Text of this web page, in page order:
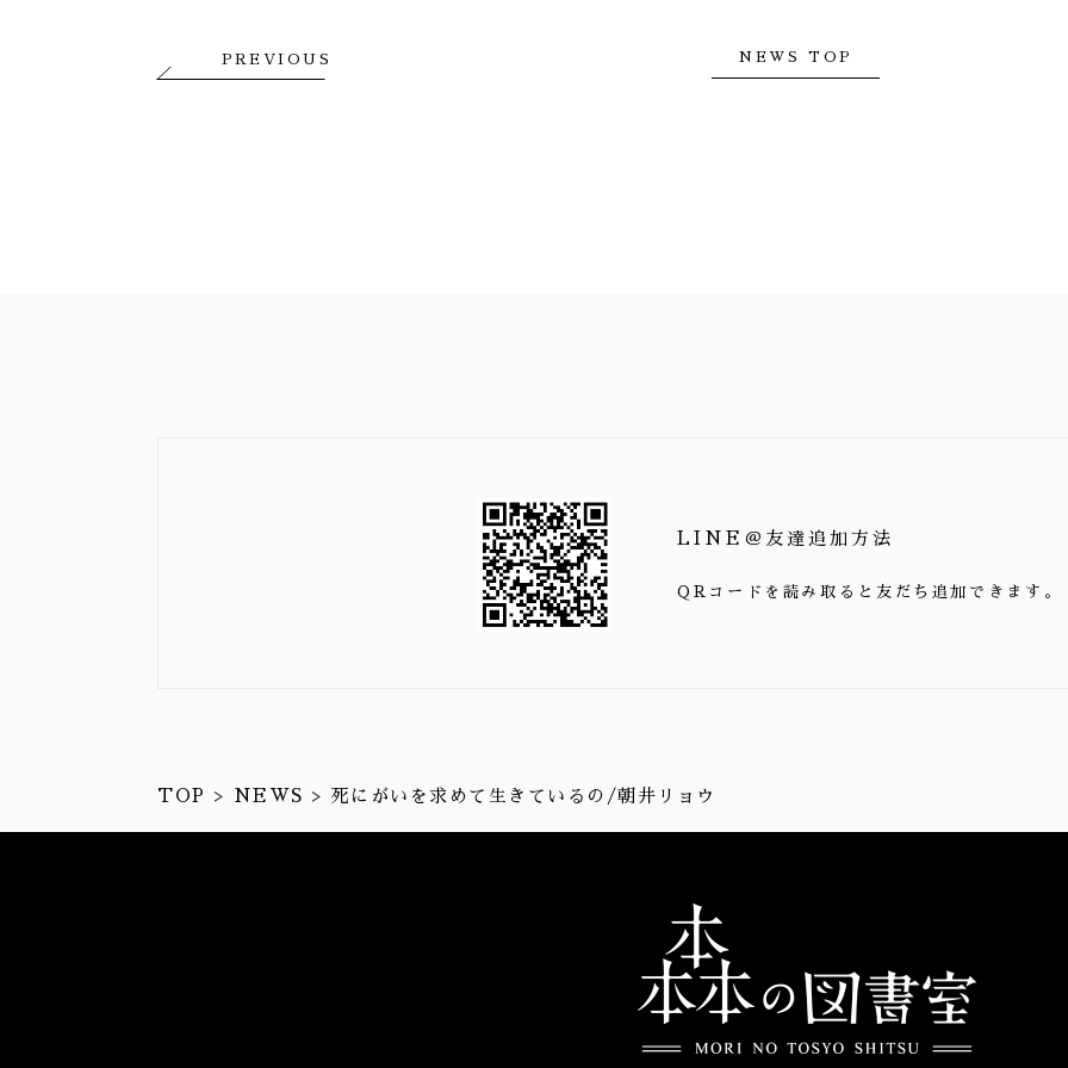
PREVIOUS NEWS TOP
LINE＠友達追加方法
QRコードを読み取ると友だち追加できます。
TOP NEWS 死にがいを求めて生きているの/朝井リョウ